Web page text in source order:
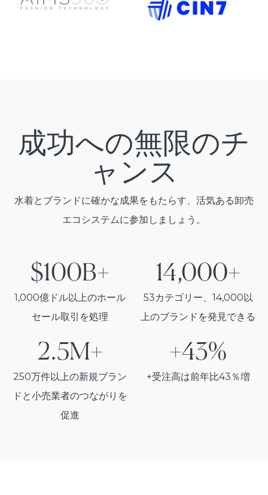
成功への無限のチ
ャンス
水着とブランドに確かな成果をもたらす、活気ある卸売
エコシステムに参加しましょう。
$100B+
1,000億ドル以上のホール
セール取引を処理
14,000+
53カテゴリー、14,000以
上のブランドを発見できる
2.5M+
250万件以上の新規ブラン
ドと小売業者のつながりを
促進
+43%
+受注高は前年比43％増